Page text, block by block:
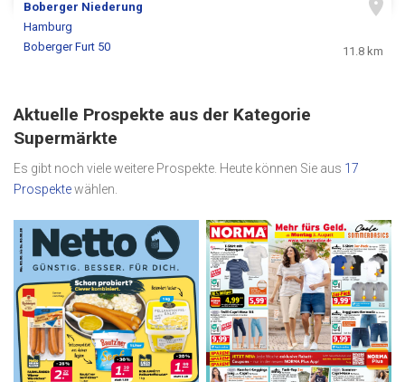
Boberger Niederung
Hamburg
Boberger Furt 50
11.8 km
Aktuelle Prospekte aus der Kategorie
Supermärkte
Es gibt noch viele weitere Prospekte. Heute können Sie aus 17
Prospektewählen.